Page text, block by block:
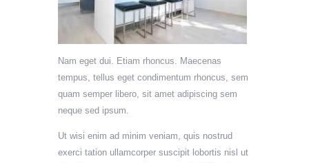
Nam eget dui. Etiam rhoncus. Maecenas
tempus, tellus eget condimentum rhoncus, sem
quam semper libero, sit amet adipiscing sem
neque sed ipsum.
Ut wisi enim ad minim veniam, quis nostrud
exerci tation ullamcorper suscipit lobortis nisl ut